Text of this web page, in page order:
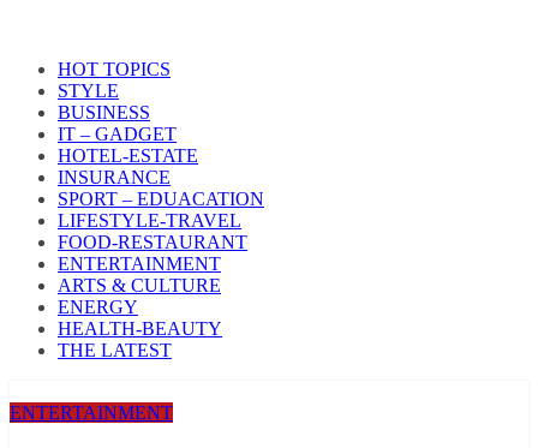
HOT TOPICS
STYLE
BUSINESS
IT – GADGET
HOTEL-ESTATE
INSURANCE
SPORT – EDUACATION
LIFESTYLE​-TRAVEL​
FOOD-RESTAURANT
ENTERTAINMENT
ARTS & CULTURE
ENERGY
HEALTH​-BEAUTY
THE LATEST
ENTERTAINMENT